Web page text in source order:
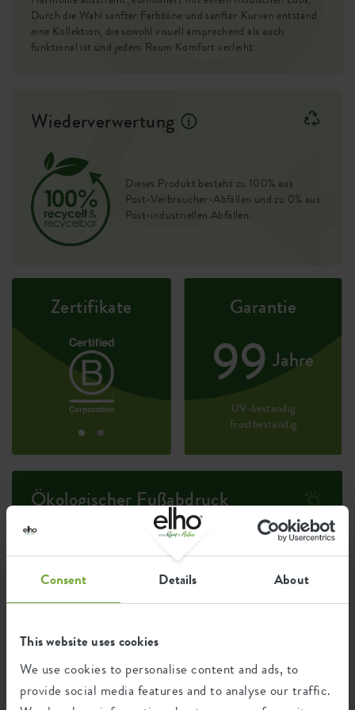
Consent Details About
This website uses cookies
We use cookies to personalise content and ads, to
provide social media features and to analyse our traffic.
wurde und mit Strom aus unserer eigenen Windkraftanlage
hergestell. So genießt du nicht nur schönes Design,
sondern trägst auch zu einer grüneren Zukunft bei.
Behälter Beweis
nein
SKU
2852703045100
Durch die Wahl sanfter Farbtöne und sanfter Kurven entstand
eine Kollektion, die sowohl visuell ansprechend als auch
funktional ist und jedem Raum Komfort verleiht.
Wiederverwertung
Dieses Produkt besteht zu 100% aus
Post-Verbraucher-Abfällen und zu 0% aus
Post-industriellen Abfällen.
Zertifikate Garantie
99 Jahre
UV-beständig
frostbeständig
Ökologischer Fußabdruck
1,127
Produkts
0,956
Energie bei der Herstellung dieses
Produkts